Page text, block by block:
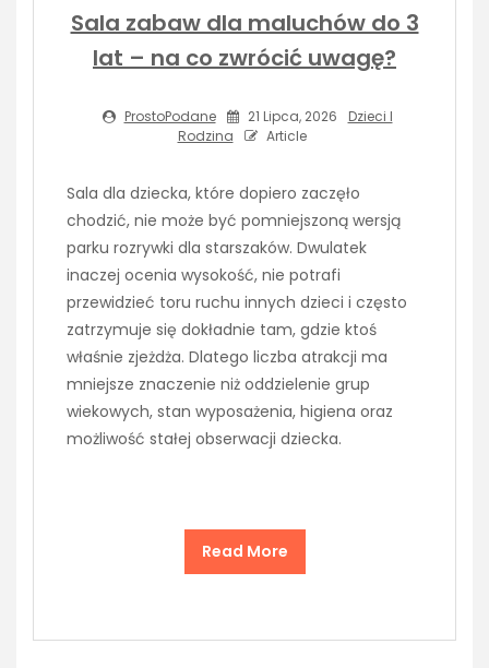
Sala zabaw dla maluchów do 3
lat – na co zwrócić uwagę?
ProstoPodane 21 Lipca, 2026
Dzieci I
Rodzina
Article
Sala dla dziecka, które dopiero zaczęło
chodzić, nie może być pomniejszoną wersją
parku rozrywki dla starszaków. Dwulatek
inaczej ocenia wysokość, nie potrafi
przewidzieć toru ruchu innych dzieci i często
zatrzymuje się dokładnie tam, gdzie ktoś
właśnie zjeżdża. Dlatego liczba atrakcji ma
mniejsze znaczenie niż oddzielenie grup
wiekowych, stan wyposażenia, higiena oraz
możliwość stałej obserwacji dziecka.
Read More